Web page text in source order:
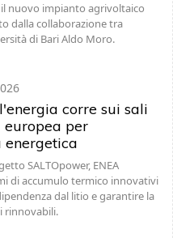
nuovo impianto agrivoltaico
dalla collaborazione tra
di Bari Aldo Moro.
corre sui sali
europea per
SALTOpower, ENEA
di accumulo termico innovativi
dal litio e garantire la
rinnovabili.